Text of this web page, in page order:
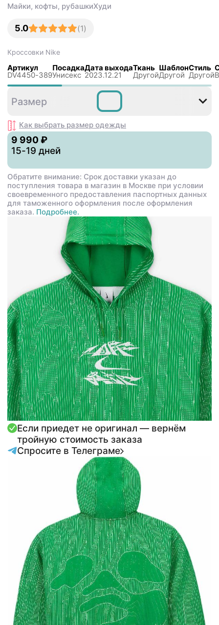
Майки, кофты, рубашкиХуди
5.0 (1)
Кроссовки Nike
Артикул
DV4450-389
Посадка
Унисекс
Дата выхода
2023.12.21
Ткань
Другой
Шаблон
Другой
Стиль
Другой
Размер
Как выбрать размер одежды
9 990 ₽
15-19 дней
Обратите внимание: Срок доставки указан до
поступления товара в магазин в Москве при условии
своевременного предоставления паспортных данных
для таможенного оформления после оформления
заказа. Подробнее.
Если приедет не оригинал — вернём
тройную стоимость заказа
Спросите в Телеграме